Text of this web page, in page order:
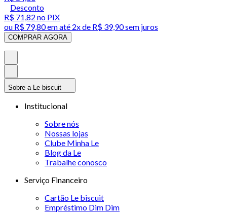
Desconto
R$ 71,82 no PIX
ou R$ 79,80em até 2x de R$ 39,90 sem juros
COMPRAR AGORA
Sobre a Le biscuit
Institucional
Sobre nós
Nossas lojas
Clube Minha Le
Blog da Le
Trabalhe conosco
Serviço Financeiro
Cartão Le biscuit
Empréstimo Dim Dim